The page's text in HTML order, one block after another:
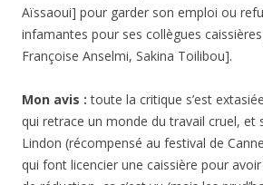
Aïssaoui] pour garder son emploi ou
infamantes pour ses collègues
Françoise Anselmi, Sakina Toilibou].
Mon avis : toute la critique s’est
qui retrace un monde du travail cruel, et
Lindon (récompensé au festival de
qui font licencier une caissière pour